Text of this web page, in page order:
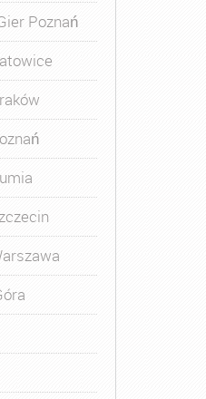
Poznań